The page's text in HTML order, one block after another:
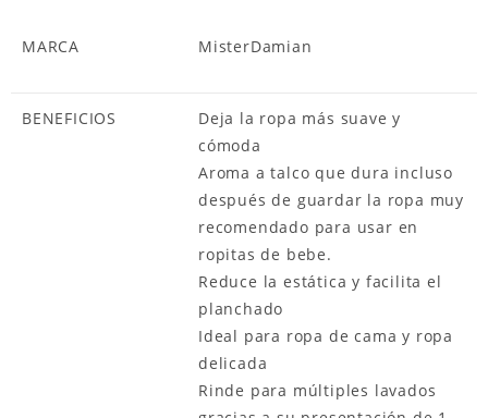
MARCA MisterDamian
BENEFICIOS
Deja la ropa más suave y
cómoda
Aroma a talco que dura incluso
después de guardar la ropa muy
recomendado para usar en
ropitas de bebe.
Reduce la estática y facilita el
planchado
Ideal para ropa de cama y ropa
delicada
Rinde para múltiples lavados